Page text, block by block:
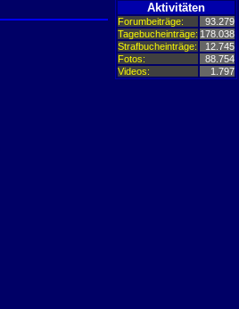
Aktivitäten
Forumbeiträge:
93.279
Tagebucheinträge: 178.038
Strafbucheinträge:
12.745
Fotos:
88.754
Videos:
1.797